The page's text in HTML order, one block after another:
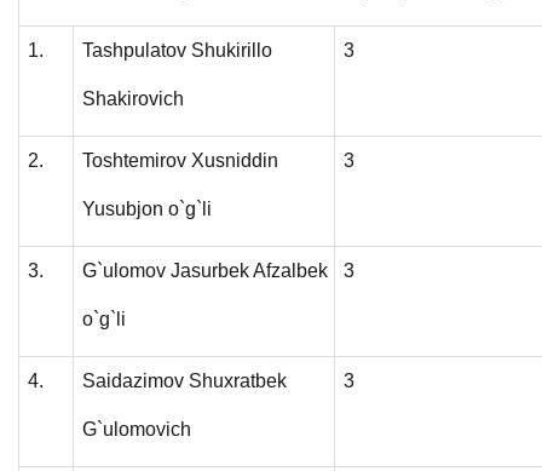
1. Tashpulatov Shukirillo
Shakirovich
3
2. Toshtemirov Xusniddin
Yusubjon o`g`li
3
3. G`ulomov Jasurbek Afzalbek
o`g`li
3
4. Saidazimov Shuxratbek
G`ulomovich
3